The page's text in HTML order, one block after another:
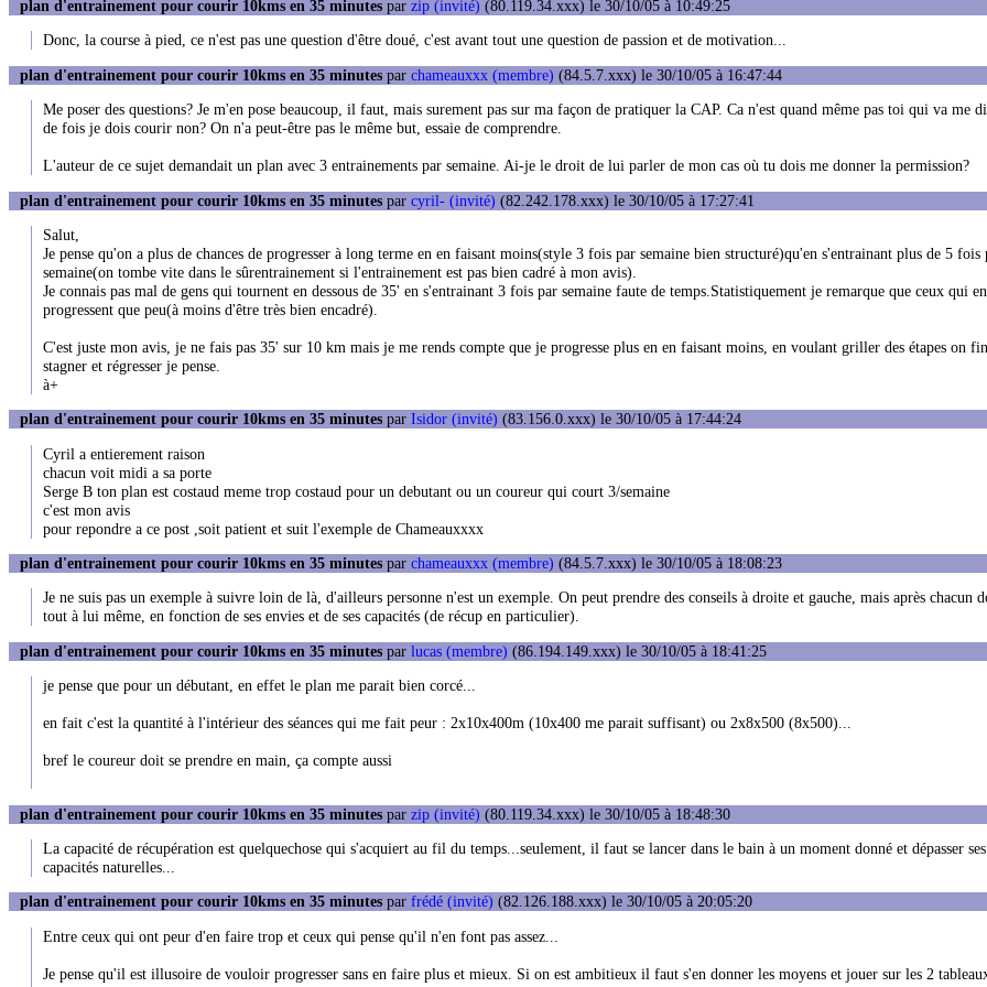
plan d'entrainement pour courir 10kms en 35 minutes par zip (invité) (80.119.34.xxx) le 30/10/05 à 10:49:25
Donc, la course à pied, ce n'est pas une question d'être doué, c'est avant tout une question de passion et de motivation...
plan d'entrainement pour courir 10kms en 35 minutes par chameauxxx (membre) (84.5.7.xxx) le 30/10/05 à 16:47:44
Me poser des questions? Je m'en pose beaucoup, il faut, mais surement pas sur ma façon de pratiquer la CAP. Ca n'est quand même pas toi qui va me
de fois je dois courir non? On n'a peut-être pas le même but, essaie de comprendre.
L'auteur de ce sujet demandait un plan avec 3 entrainements par semaine. Ai-je le droit de lui parler de mon cas où tu dois me donner la permission?
plan d'entrainement pour courir 10kms en 35 minutes par cyril- (invité) (82.242.178.xxx) le 30/10/05 à 17:27:41
Salut,
Je pense qu'on a plus de chances de progresser à long terme en en faisant moins(style 3 fois par semaine bien structuré)qu'en s'entrainant plus de 5 fois
semaine(on tombe vite dans le sûrentrainement si l'entrainement est pas bien cadré à mon avis).
Je connais pas mal de gens qui tournent en dessous de 35' en s'entrainant 3 fois par semaine faute de temps.Statistiquement je remarque que ceux qui
progressent que peu(à moins d'être très bien encadré).
C'est juste mon avis, je ne fais pas 35' sur 10 km mais je me rends compte que je progresse plus en en faisant moins, en voulant griller des étapes on
stagner et régresser je pense.
à+
plan d'entrainement pour courir 10kms en 35 minutes par Isidor (invité) (83.156.0.xxx) le 30/10/05 à 17:44:24
Cyril a entierement raison
chacun voit midi a sa porte
Serge B ton plan est costaud meme trop costaud pour un debutant ou un coureur qui court 3/semaine
c'est mon avis
pour repondre a ce post ,soit patient et suit l'exemple de Chameauxxxx
plan d'entrainement pour courir 10kms en 35 minutes par chameauxxx (membre) (84.5.7.xxx) le 30/10/05 à 18:08:23
Je ne suis pas un exemple à suivre loin de là, d'ailleurs personne n'est un exemple. On peut prendre des conseils à droite et gauche, mais après chacun
tout à lui même, en fonction de ses envies et de ses capacités (de récup en particulier).
plan d'entrainement pour courir 10kms en 35 minutes par lucas (membre) (86.194.149.xxx) le 30/10/05 à 18:41:25
je pense que pour un débutant, en effet le plan me parait bien corcé...
en fait c'est la quantité à l'intérieur des séances qui me fait peur : 2x10x400m (10x400 me parait suffisant) ou 2x8x500 (8x500)...
bref le coureur doit se prendre en main, ça compte aussi
plan d'entrainement pour courir 10kms en 35 minutes par zip (invité) (80.119.34.xxx) le 30/10/05 à 18:48:30
La capacité de récupération est quelquechose qui s'acquiert au fil du temps...seulement, il faut se lancer dans le bain à un moment donné et dépasser
capacités naturelles...
plan d'entrainement pour courir 10kms en 35 minutes par frédé (invité) (82.126.188.xxx) le 30/10/05 à 20:05:20
Entre ceux qui ont peur d'en faire trop et ceux qui pense qu'il n'en font pas assez...
Je pense qu'il est illusoire de vouloir progresser sans en faire plus et mieux. Si on est ambitieux il faut s'en donner les moyens et jouer sur les 2